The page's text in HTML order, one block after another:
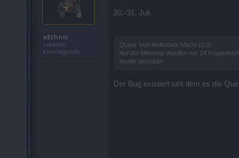
xEthnic
Lebende
Forenlegende
20.-31. Juli
Quest: Von Nefertaris Macht (2/3)
Auf der Minimap wurden nur 14
wurde behoben.
Der Bug existiert seit dem es die